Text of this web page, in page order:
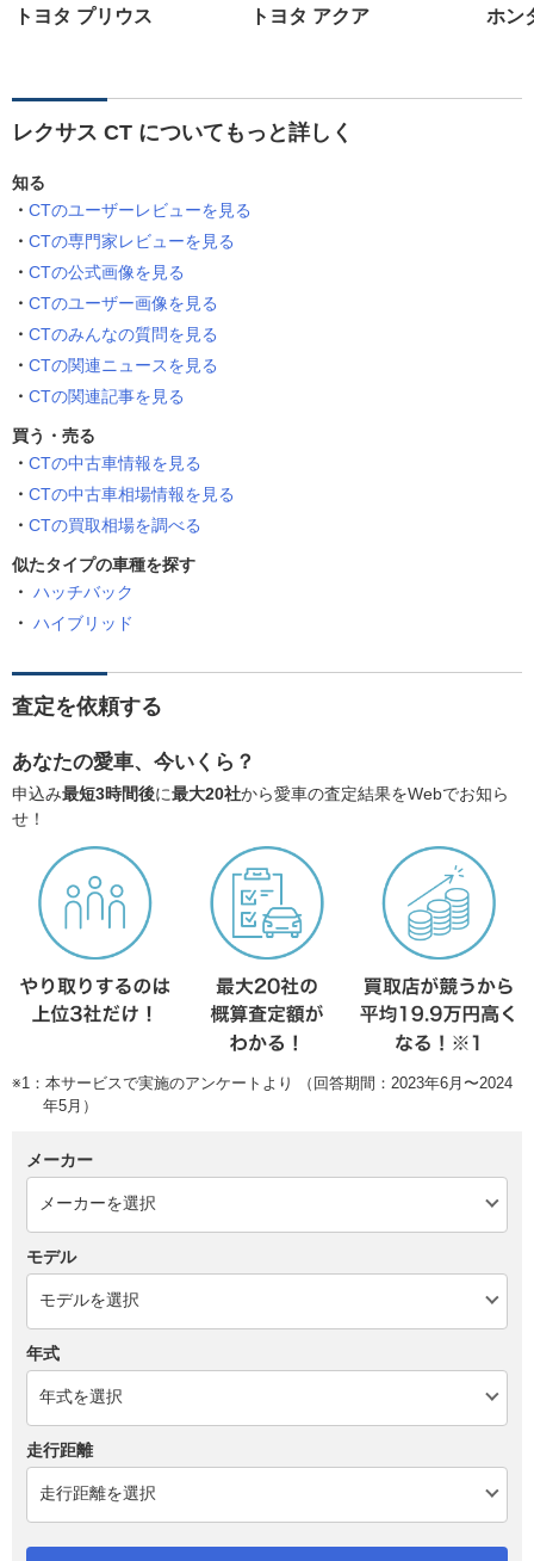
トヨタ プリウス トヨタ アクア ホン
レクサス CT についてもっと詳しく
知る
CTのユーザーレビューを見る
CTの専門家レビューを見る
CTの公式画像を見る
CTのユーザー画像を見る
CTのみんなの質問を見る
CTの関連ニュースを見る
CTの関連記事を見る
買う・売る
CTの中古車情報を見る
CTの中古車相場情報を見る
CTの買取相場を調べる
似たタイプの車種を探す
ハッチバック
ハイブリッド
査定を依頼する
あなたの愛車、今いくら？
申込み最短3時間後に最大20社から愛車の査定結果をWebでお知ら
せ！
※1：本サービスで実施のアンケートより （回答期間：2023年6月〜2024
年5月）
メーカー
モデル
年式
走行距離